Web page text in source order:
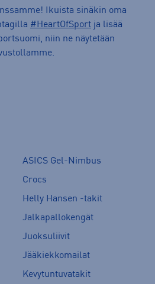
Ikuista sinäkin oma
#HeartOfSport ja lisää
niin ne näytetään
ASICS Gel-Nimbus
Crocs
Helly Hansen -takit
Jalkapallokengät
Juoksuliivit
Jääkiekkomailat
Kevytuntuvatakit